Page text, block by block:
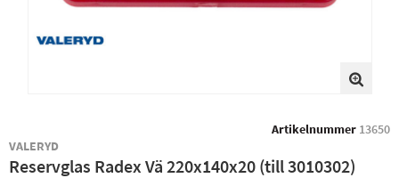
Artikelnummer 13650
VALERYD
Reservglas Radex Vä 220x140x20 (till 3010302)